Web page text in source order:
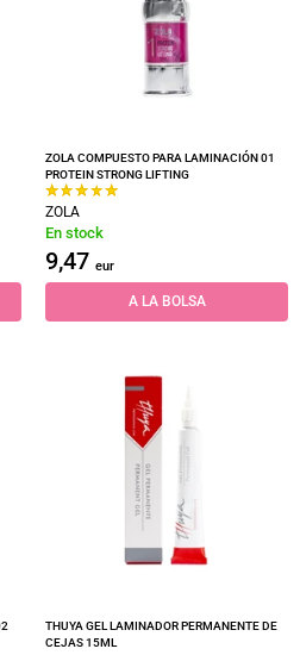
ZOLA COMPUESTO PARA LAMINACIÓN 01
PROTEIN STRONG LIFTING
ZOLA
En stock
9,47 eur
A LA BOLSA
THUYA GEL LAMINADOR PERMANENTE DE
CEJAS 15ML